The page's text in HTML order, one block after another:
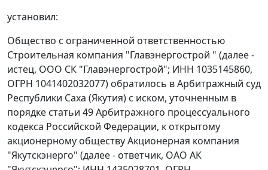
установил:
Общество с ограниченной ответственностью
Строительная компания "Главэнергострой " (далее -
истец, ООО СК "Главэнергострой"; ИНН 1035145860,
ОГРН 1041402032077) обратилось в Арбитражный суд
Республики Саха (Якутия) с иском, уточненным в
порядке статьи 49Арбитражного процессуального
кодекса Российской Федерации, к открытому
акционерному обществу Акционерная компания
"Якутскэнерго" (далее - ответчик, ОАО АК